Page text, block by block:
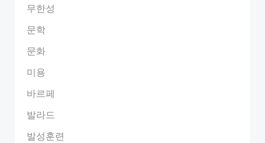
무한성
문학
문화
미용
바르페
발라드
발성훈련